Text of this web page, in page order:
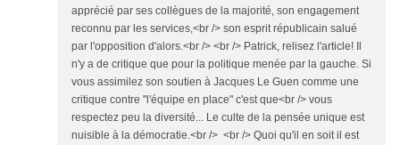
apprécié par ses collègues de la majorité, son engagement
reconnu par les services,<br /> son esprit républicain salué
par l'opposition d'alors.<br /> <br /> Patrick, relisez l'article! Il
n'y a de critique que pour la politique menée par la gauche. Si
vous assimilez son soutien à Jacques Le Guen comme une
critique contre "l'équipe en place" c'est que<br /> vous
respectez peu la diversité... Le culte de la pensée unique est
nuisible à la démocratie.<br /> <br /> Quoi qu'il en soit il est